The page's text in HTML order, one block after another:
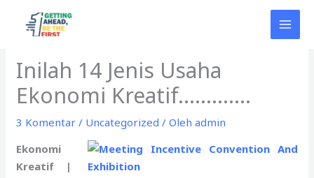
Inilah 14 Jenis Usaha
Ekonomi Kreatif………….
3 Komentar / Uncategorized / Olehadmin
Ekonomi
Kreatif |